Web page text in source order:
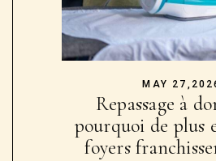
MAY
Repassage à
pourquoi de plus
foyers